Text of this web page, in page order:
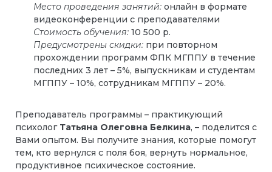
Место проведения занятий: онлайн в формате
видеоконференции с преподавателями
Стоимость обучения: 10 500 р.
Предусмотрены скидки: при повторном
прохождении программ ФПК МГППУ в течение
последних 3 лет – 5%, выпускникам и студентам
МГППУ – 10%, сотрудникам МГППУ – 20%.
Преподаватель программы – практикующий
психолог Татьяна Олеговна Белкина, – поделится с
Вами опытом. Вы получите знания, которые помогут
тем, кто вернулся с поля боя, вернуть нормальное,
продуктивное психическое состояние.